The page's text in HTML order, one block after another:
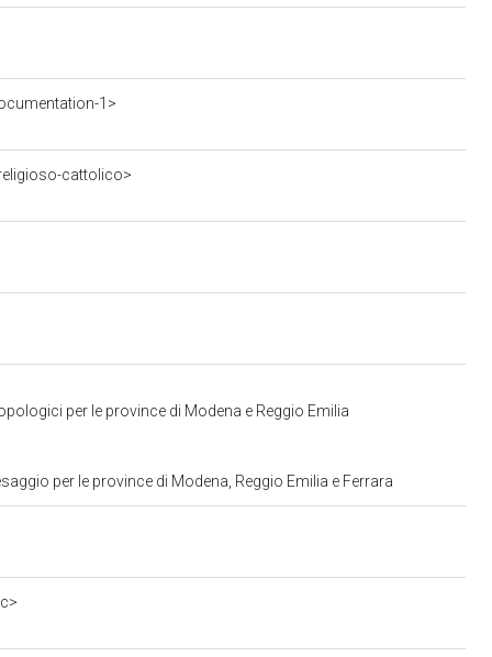
1>
cattolico>
per le province di Modena e Reggio Emilia
per le province di Modena, Reggio Emilia e Ferrara